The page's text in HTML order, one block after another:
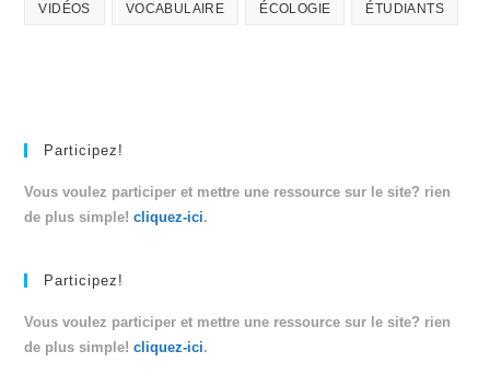
VIDÉOS VOCABULAIRE ÉCOLOGIE ÉTUDIANTS
Participez!
Vous voulez participer et mettre une ressource sur le site? rien
de plus simple!cliquez-ici.
Participez!
Vous voulez participer et mettre une ressource sur le site? rien
de plus simple!cliquez-ici.